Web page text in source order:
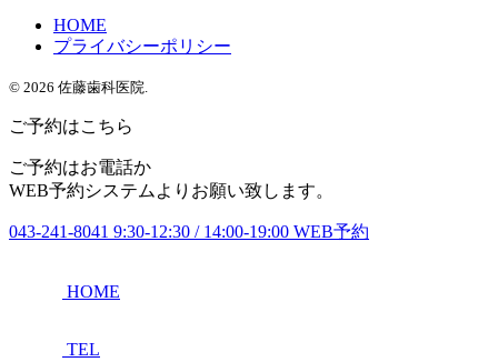
HOME
プライバシーポリシー
© 2026 佐藤歯科医院.
ご予約はこちら
ご予約はお電話か
WEB予約システムよりお願い致します。
043-241-8041 9:30-12:30 / 14:00-19:00 WEB予約
HOME
TEL